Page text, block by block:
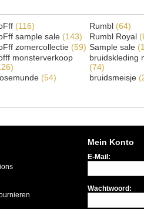
(116)
sample sale (143)
zomercollectie (59)
monsterverkoop
(54)
Rumbl (64)
Rumbl Royal
Sample sale
bruidskleding
(74)
bruidsmeisje
Mein Konto
E-Mail:
Wachtwoord: